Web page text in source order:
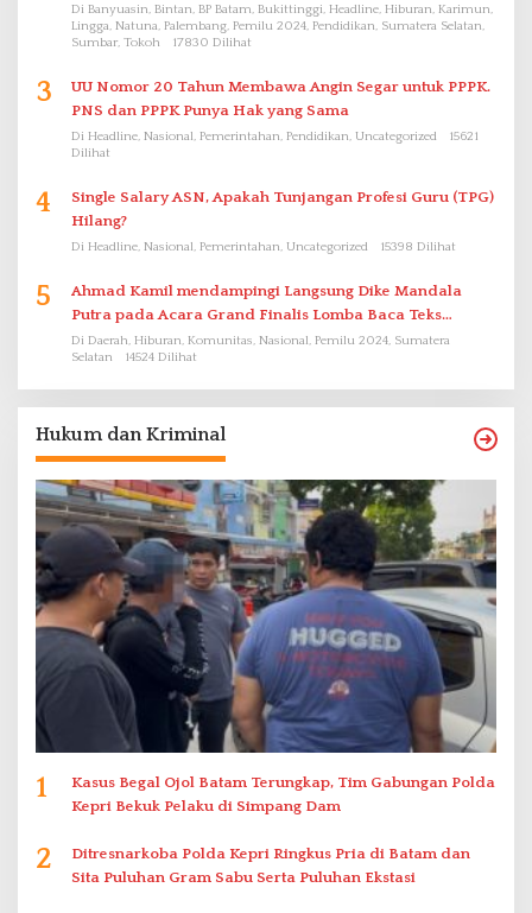
Di Banyuasin, Bintan, BP Batam, Bukittinggi, Headline, Hiburan, Karimun,
Lingga, Natuna, Palembang, Pemilu 2024, Pendidikan, Sumatera Selatan,
Sumbar, Tokoh
17830 Dilihat
3
UU Nomor 20 Tahun Membawa Angin Segar untuk PPPK.
PNS dan PPPK Punya Hak yang Sama
Di Headline, Nasional, Pemerintahan, Pendidikan, Uncategorized
15621
Dilihat
4
Single Salary ASN, Apakah Tunjangan Profesi Guru (TPG)
Hilang?
Di Headline, Nasional, Pemerintahan, Uncategorized 15398 Dilihat
5
Ahmad Kamil mendampingi Langsung Dike Mandala
Putra pada Acara Grand Finalis Lomba Baca Teks
Proklamasi Mirip Bung Karno di Bali
Di Daerah, Hiburan, Komunitas, Nasional, Pemilu 2024, Sumatera
Selatan
14524 Dilihat
Hukum dan Kriminal
1
Kasus Begal Ojol Batam Terungkap, Tim Gabungan Polda
Kepri Bekuk Pelaku di Simpang Dam
2
Ditresnarkoba Polda Kepri Ringkus Pria di Batam dan
Sita Puluhan Gram Sabu Serta Puluhan Ekstasi